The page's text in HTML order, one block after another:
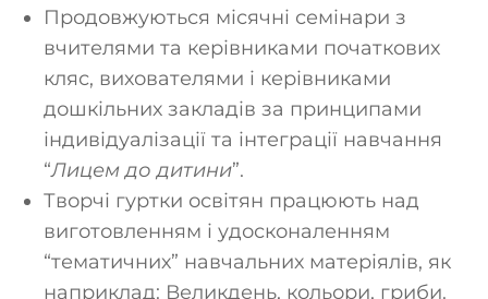
Продовжуються місячні семінари з
вчителями та керівниками початкових
кляс, вихователями і керівниками
дошкільних закладів за принципами
індивідуалізації та інтеграції навчання
“Лицем до дитини”.
Творчі гуртки освітян працюють над
виготовленням і удосконаленням
“тематичних” навчальних матеріялів, як
наприклад: Великдень, кольори, гриби.